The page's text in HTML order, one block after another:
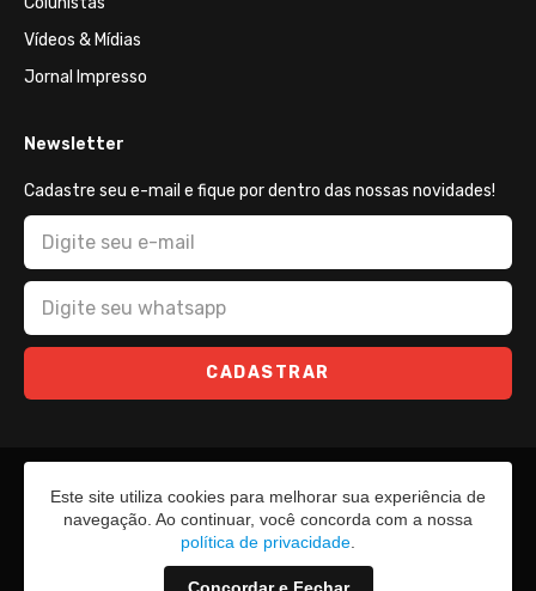
Vídeos & Mídias
Jornal Impresso
Newsletter
Cadastre seu e-mail e fique por dentro das nossas novidades!
CADASTRAR
Este site utiliza cookies para melhorar sua experiência de
navegação. Ao continuar, você concorda com a nossa
política de privacidade